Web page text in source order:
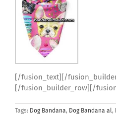
[/fusion_text][/
[/fusion_builder_row][/
Tags: Dog Bandana, Dog Bandana al,